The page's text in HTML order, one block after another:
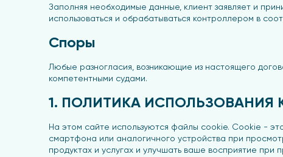
Заполняя необходимые данные, клиент заявляет и
использоваться и обрабатываться контроллером в
Споры
Любые разногласия, возникающие из настоящего
компетентными судами.
1. ПОЛИТИКА ИСПОЛЬЗОВАНИЯ
На этом сайте используются файлы cookie. Cookie -
смартфона или аналогичного устройства при
продуктах и услугах и улучшать ваше восприятие